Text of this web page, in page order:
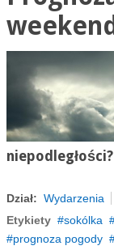
weekend
niepodległości?
Dział: Wydarzenia
Etykiety
sokólka
prognoza pogody